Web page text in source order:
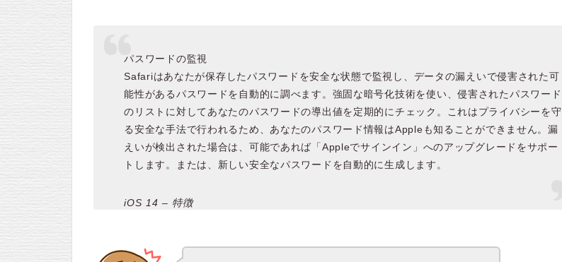
パスワードの監視
Safariはあなたが保存したパスワードを安全な状態で監視し、データの漏えいで侵害された可
能性があるパスワードを自動的に調べます。強固な暗号化技術を使い、侵害されたパスワード
のリストに対してあなたのパスワードの導出値を定期的にチェック。これはプライバシーを守
る安全な手法で行われるため、あなたのパスワード情報はAppleも知ることができません。漏
えいが検出された場合は、可能であれば「Appleでサインイン」へのアップグレードをサポー
トします。または、新しい安全なパスワードを自動的に生成します。
iOS 14 – 特徴